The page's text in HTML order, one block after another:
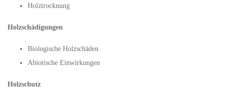
Holztrocknung
Holzschädigungen
Biologische Holzschäden
Abiotische Einwirkungen
Holzschutz